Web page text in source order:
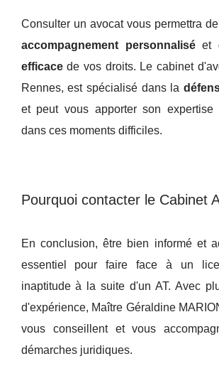
Consulter un avocat vous permettra
accompagnement personnaliséet
efficacede vos droits. Le cabinet
Rennes, est spécialisé dans la
et peut vous apporter son expertise
dans ces moments difficiles.
Pourquoi contacter le Cabinet
En conclusion, être bien informé et
essentiel pour faire face à un
inaptitude à la suite d'un AT. Avec
d'expérience, Maître Géraldine
vous conseillent et vous
démarches juridiques.